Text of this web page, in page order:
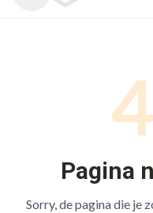
Pagina
Sorry, de pagina die je